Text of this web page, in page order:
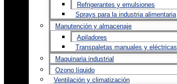
Refrigerantes y emulsiones
Sprays para la industria alimentaria
Manutención y almacenaje
Apiladores
Transpaletas manuales y eléctricas
Maquinaria industrial
Ozono líquido
Ventilación y climatización